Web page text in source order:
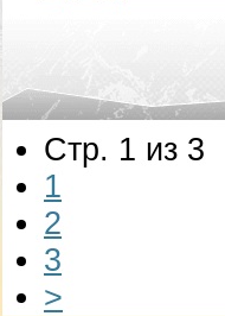
Стр. 1 из 3
1
2
3
>